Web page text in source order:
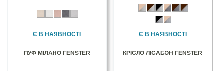
Є В НАЯВНОСТІ
ПУФ МІЛАНО FENSTER
Є В НАЯВНОСТІ
КРІСЛО ЛІСАБОН FENSTER